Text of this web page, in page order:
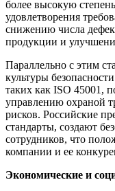
более высокую
удовлетворения
снижению числа
продукции и
Параллельно с этим
культуры
таких как ISO 45001,
управлению охраной
рисков. Российские
стандарты, создают
сотрудников, что
компании и ее
Экономические и